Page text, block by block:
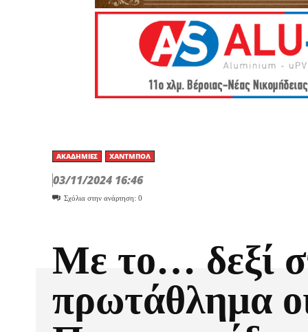
ΑΚΑΔΗΜΊΕΣ ΧΆΝΤΜΠΟΛ
03/11/2024 16:46
Σχόλια στην ανάρτηση: 0
Με το… δεξί
πρωτάθλημα